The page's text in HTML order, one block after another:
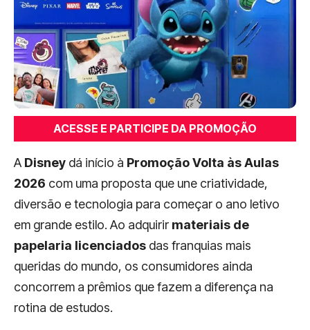
ACESSE E PARTICIPE DA PROMOÇÃO
A Disney dá início à Promoção Volta às Aulas
2026 com uma proposta que une criatividade,
diversão e tecnologia para começar o ano letivo
em grande estilo. Ao adquirir materiais de
papelaria licenciados das franquias mais
queridas do mundo, os consumidores ainda
concorrem a prêmios que fazem a diferença na
rotina de estudos.